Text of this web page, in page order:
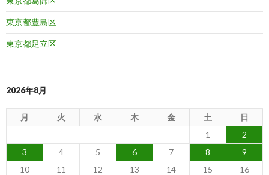
東京都豊島区
東京都足立区
2026年8月
月 火 水 木 金 土
日
1
2
3
4 5 6 7 8
9
10
11 12 13 14 15 16